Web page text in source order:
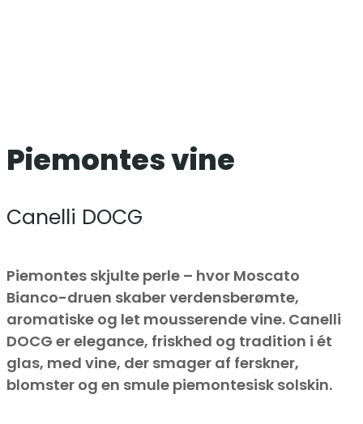
Piemontes vine
Canelli DOCG
Piemontes skjulte perle – hvor Moscato
Bianco-druen skaber verdensberømte,
aromatiske og let mousserende vine. Canelli
DOCG er elegance, friskhed og tradition i ét
glas, med vine, der smager af ferskner,
blomster og en smule piemontesisk solskin.